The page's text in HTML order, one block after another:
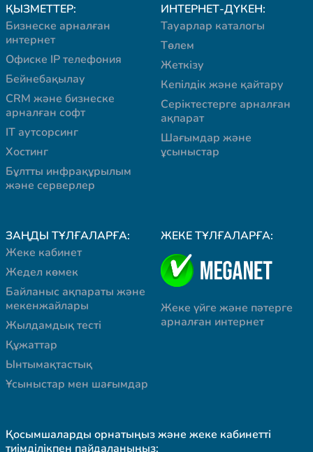
ҚЫЗМЕТТЕР:
Бизнеске арналған
интернет
Офиске IP телефония
Бейнебақылау
CRM және бизнеске
арналған софт
IT аутсорсинг
Хостинг
Бұлтты инфрақұрылым
және серверлер
ИНТЕРНЕТ-ДҮКЕН:
Тауарлар каталогы
Төлем
Жеткізу
Кепілдік және қайтару
Серіктестерге арналған
ақпарат
Шағымдар және
ұсыныстар
ЗАҢДЫ ТҰЛҒАЛАРҒА:
Жеке кабинет
Жедел көмек
Байланыс ақпараты және
мекенжайлары
Жылдамдық тесті
Құжаттар
Ынтымақтастық
Ұсыныстар мен шағымдар
ЖЕКЕ ТҰЛҒАЛАРҒА:
Жеке үйге және пәтерге
арналған интернет
Қосымшаларды орнатыңыз және жеке кабинетті
тиімділікпен пайдаланыңыз: